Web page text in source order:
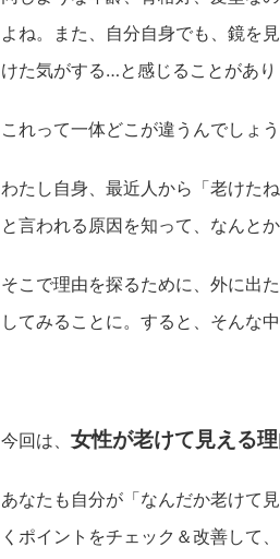
よね。また、自分自身でも、鏡を
けた気がする…と感じることがあ
これって一体どこが違うんでしょ
わたし自身、最近人から「老けた
と言われる原因を知って、なんと
そこで理由を探るために、外に出
してみることに。すると、そんな
今回は、 女性が老けて見える
あなたも自分が「なんだか老けて
くポイントをチェック＆改善して